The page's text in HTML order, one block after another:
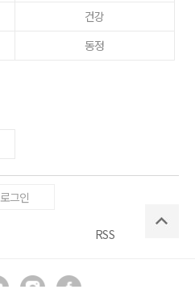
건강
동정
로그인
RSS